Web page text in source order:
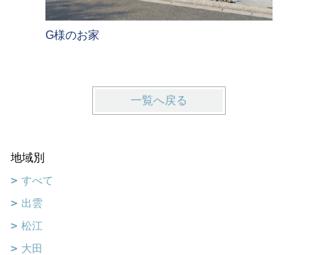
G様のお家
一覧へ戻る
地域別
すべて
出雲
松江
大田